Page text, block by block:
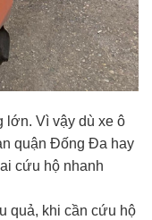
lớn. Vì vậy dù xe ô
quận Đống Đa hay
cứu hộ nhanh
quả, khi cần cứu hộ